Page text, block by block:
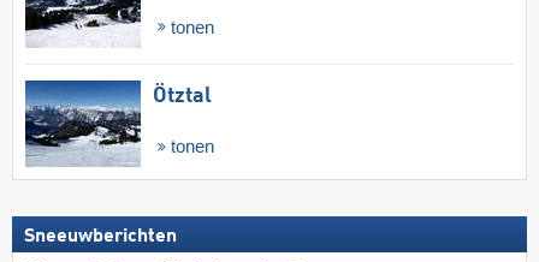
tonen
Ötztal
tonen
Sneeuwberichten